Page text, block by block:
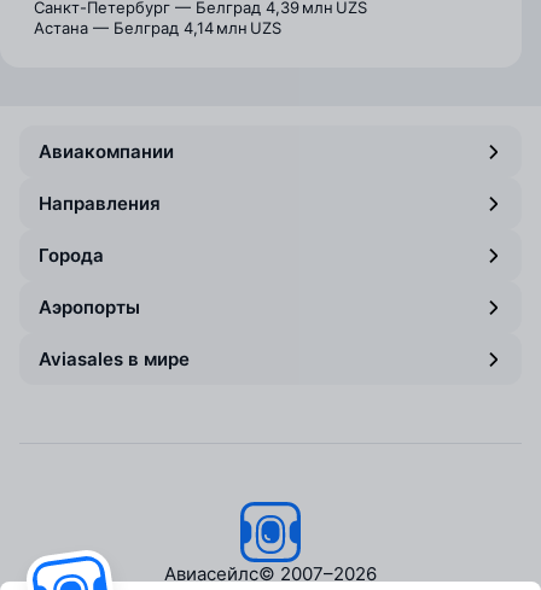
Санкт-Петербург — Белград 4,39 млн UZS
Астана — Белград 4,14 млн UZS
Авиакомпании
Направления
Города
Аэропорты
Aviasales в мире
Авиасейлс© 2007–2026